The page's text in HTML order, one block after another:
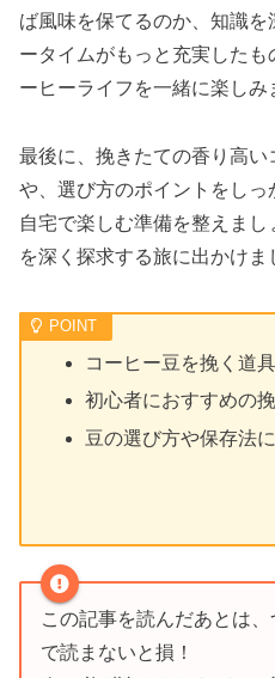
ば風味を保てるのか、知識
ータイムがもっと充実した
ーヒーライフを一緒に楽しみ
最後に、挽きたての香り高
や、選び方のポイントをし
自宅で楽しむ準備を整えま
を深く探求する旅に出かけま
コーヒー豆を挽く道
初心者におすすめの
豆の選び方や保存法
この記事を読んだあとは
で読まないと損！